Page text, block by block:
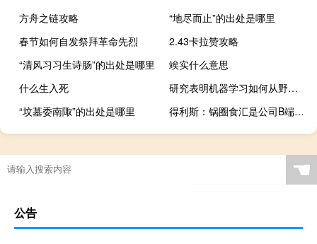
方舟之链攻略
“地尽而止”的出处是哪里
春节如何自发祭拜革命先烈
2.43卡拉赞攻略
“清风习习生诗肠”的出处是哪里
竢实什么意思
什么生入死
研究表明机器学习如何从野生狒狒的加速信号中识别社交修饰行为
“坟墓委南陬”的出处是哪里
得利斯：锅圈食汇是公司B端重要客户之一公司未持有其股份
☚
公告